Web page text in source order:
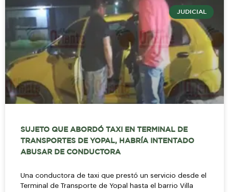
JUDICIAL
SUJETO QUE ABORDÓ TAXI EN TERMINAL DE
TRANSPORTES DE YOPAL, HABRÍA INTENTADO
ABUSAR DE CONDUCTORA
Una conductora de taxi que prestó un servicio desde el
Terminal de Transporte de Yopal hasta el barrio Villa